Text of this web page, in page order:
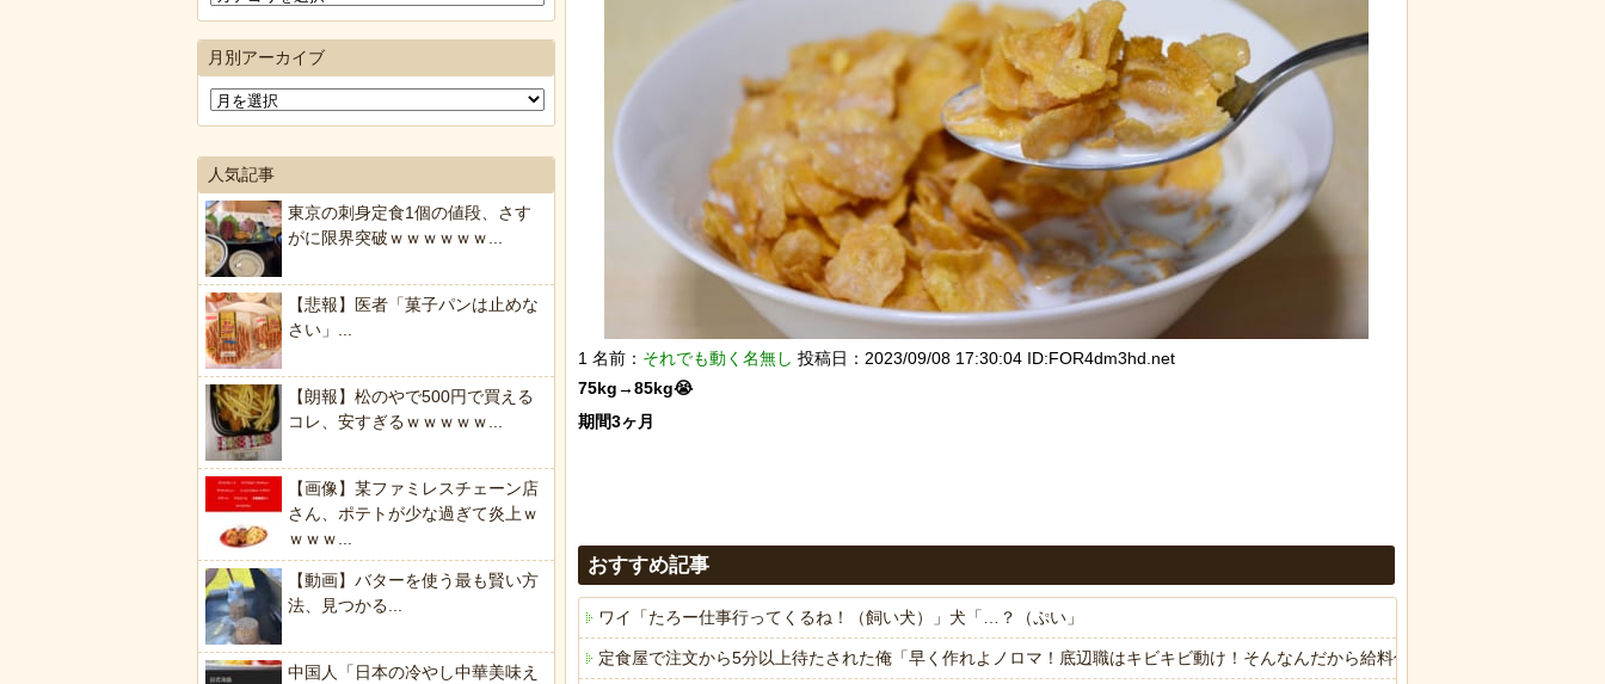
1 名前： それでも動く名無し 投稿日：2023/09/08 17:30:04 ID:FOR4dm3hd.net
75kg→85kg😭
期間3ヶ月
おすすめ記事
ワイ「たろー仕事行ってくるね！（飼い犬）」犬「…？（ぷい」
定食屋で注文から5分以上待たされた俺「早く作れよノロマ！底辺職はキビキビ動け！そんなんだから給料低いんだろうな！」→ す
月別アーカイブ
人気記事
東京の刺身定食1個の値段、さす
がに限界突破ｗｗｗｗｗｗ...
【悲報】医者「菓子パンは止めな
さい」...
【朗報】松のやで500円で買える
コレ、安すぎるｗｗｗｗｗ...
【画像】某ファミレスチェーン店
さん、ポテトが少な過ぎて炎上ｗ
ｗｗｗ...
【動画】バターを使う最も賢い方
法、見つかる...
中国人「日本の冷やし中華美味え